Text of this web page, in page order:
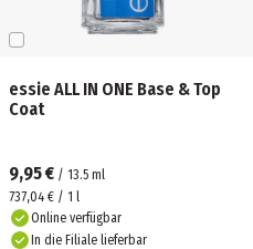
essie ALL IN ONE Base & Top
Coat
9,95 € / 13.5 ml
737,04 € / 1 l
Online verfügbar
In die Filiale lieferbar